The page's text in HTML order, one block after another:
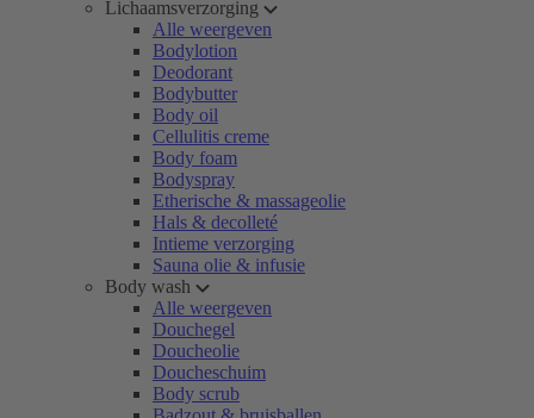
Lichaamsverzorging
Alle weergeven
Bodylotion
Deodorant
Bodybutter
Body oil
Cellulitis creme
Body foam
Bodyspray
Etherische & massageolie
Hals & decolleté
Intieme verzorging
Sauna olie & infusie
Body wash
Alle weergeven
Douchegel
Doucheolie
Doucheschuim
Body scrub